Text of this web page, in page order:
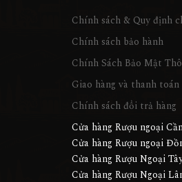
Chính sách & Quy định
Chính sách bảo hành
Chính Sách Bảo Mật
Giao hàng và thanh toán
Chính sách đổi trả hàng
Cửa hàng Rượu ngoại
Cửa hàng Rượu ngoại
Cửa hàng Rượu Ngoại
Cửa hàng Rượu Ngoại